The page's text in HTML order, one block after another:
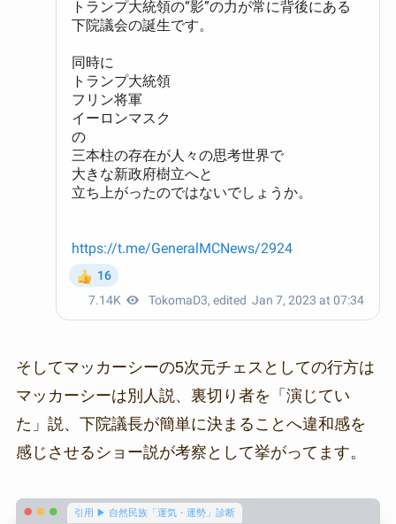
そしてマッカーシーの5次元チェスとしての行方は
マッカーシーは別人説、裏切り者を「演じてい
た」説、下院議長が簡単に決まることへ違和感を
感じさせるショー説が考察として挙がってます。
引用 ▶ 自然民族「運気・運勢」診断